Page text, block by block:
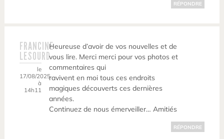
RÉPONDRE
FRANCINE
LESOURD
le
17/08/2025
à
14h11
Heureuse d’avoir de vos nouvelles et de
vous lire. Merci merci pour vos photos et
commentaires qui
ravivent en moi tous ces endroits
magiques découverts ces dernières
années.
Continuez de nous émerveiller… Amitiés
RÉPONDRE